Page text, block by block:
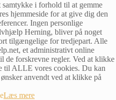
i forhold til at gemme
hjemmeside for at give dig den
Ingen personlige
Herning, bliver på noget
tilgængelige for tredjepart. Alle
et administrativt online
de forskrevne regler. Ved at klikke
til ALLE vores cookies. Du kan
anvendt ved at klikke på
Læs mere